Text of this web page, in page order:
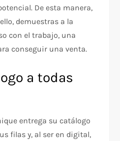
De esta manera,
demuestras a la
con el trabajo, una
conseguir una venta.
a todas
entrega su catálogo
filas y, al ser en digital,